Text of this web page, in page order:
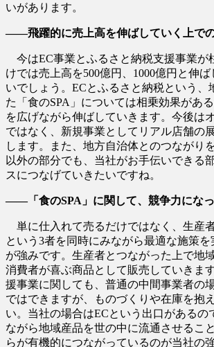
いがあります。
――飛躍的に売上高を伸ばしていく上での
今はEC事業とふるさと納税支援事業が
けでは売上高を500億円、1000億円と伸
いでしょう。ECとふるさと納税という、
た「食のSPA」については相乗効果があ
を広げながら伸ばしていきます。今後は
ではなく、新規事業としてリアル店舗の
します。また、地方自治体とのつながり
以外の部分でも、当社がお手伝いできる
スにつなげていきたいですね。
――「食のSPA」に関して、競争力になっ
単に仕入れて売るだけではなく、生産
という3者を同時にみながら最適な施策
が強みです。生産者とつながった上で地
消費者が喜ぶ商品として販売していきま
援事業に関しても、普通の中間事業者の
ではできますが、ものづくりや在庫を抱
い。当社の場合はECという出口があるの
ながら地域産品を世の中に流通させるこ
らが有機的につながっているのが当社の